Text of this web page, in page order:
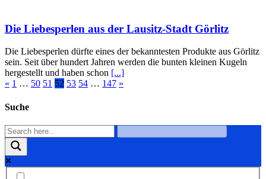
Die Liebesperlen aus der Lausitz-Stadt Görlitz
Die Liebesperlen dürfte eines der bekanntesten Produkte aus Görlitz
sein. Seit über hundert Jahren werden die bunten kleinen Kugeln
hergestellt und haben schon [...]
« 1 … 50 51 52 53 54 … 147 »
Suche